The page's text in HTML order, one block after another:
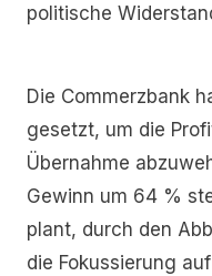
politische
Die Commerzbank
gesetzt, um die
Übernahme
Gewinn um 64 %
plant, durch den
die Fokussierung